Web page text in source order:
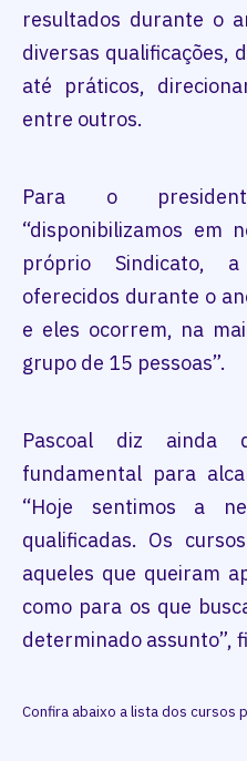
resultados durante o
diversas qualificações,
até práticos,
entre outros.
Para o
“disponibilizamos em
próprio Sindicato,
oferecidos durante o
e eles ocorrem, na
grupo de 15 pessoas”.
Pascoal diz ainda
fundamental para
“Hoje sentimos a
qualificadas. Os
aqueles que queiram
como para os que
determinado assunto”,
Confira abaixo a lista dos cursos